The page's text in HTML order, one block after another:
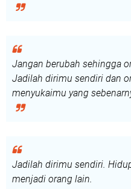
Jangan berubah sehingga
Jadilah dirimu sendiri dan
menyukaimu yang
Jadilah dirimu sendiri.
menjadi orang lain.